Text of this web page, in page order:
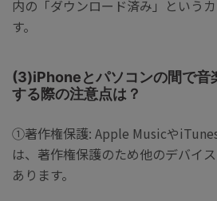
内の「ダウンロード済み」という
す。
(3)iPhoneとパソコンの間で音
する際の注意点は？
①著作権保護: Apple Musicや
は、著作権保護のため他のデバイ
あります。